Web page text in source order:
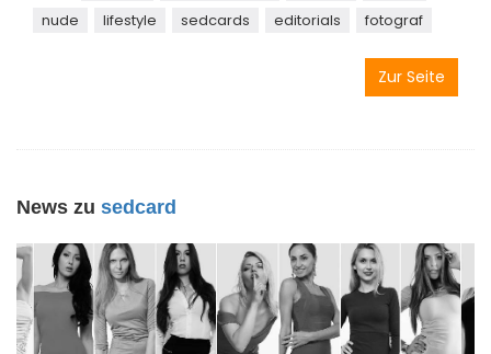
nude
lifestyle sedcards editorials fotograf
Zur Seite
News zu sedcard